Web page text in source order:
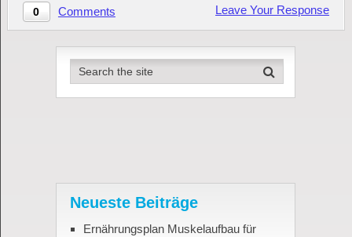
0 Comments Leave Your Response
Neueste Beiträge
Ernährungsplan Muskelaufbau für